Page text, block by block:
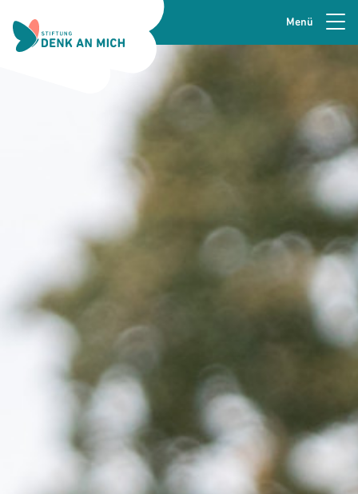
Zur Navigation springen
Zum Hauptinhalt springen
Seitenkopfzeile
Menü